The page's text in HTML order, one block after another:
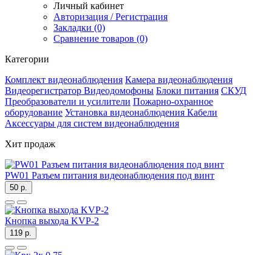
Личный кабинет
Авторизация / Регистрация
Закладки (0)
Сравнение товаров (0)
Категории
Комплект видеонаблюдения Камера видеонаблюдения
Видеорегистратор Видеодомофоны Блоки питания СКУД
Преобразователи и усилители Пожарно-охранное
оборудование Установка видеонаблюдения Кабели
Аксессуары для систем видеонаблюдения
Хит продаж
PW01 Разъем питания видеонаблюдения под винт
50 р.
Кнопка выхода KVP-2
119 р.